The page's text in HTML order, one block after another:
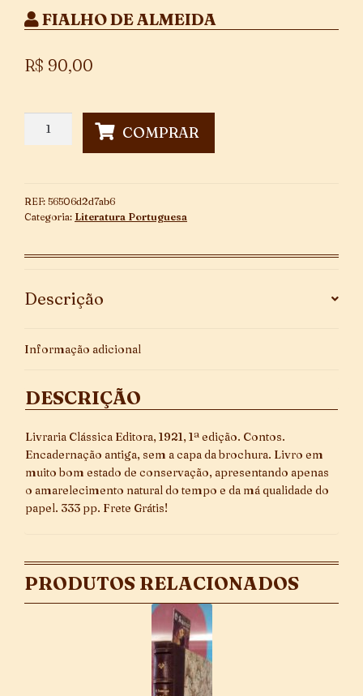
FIALHO DE ALMEIDA
R$ 90,00
quantidade
COMPRAR
REF: 56506d2d7ab6
Categoria: Literatura Portuguesa
Descrição
Informação adicional
DESCRIÇÃO
Livraria Clássica Editora, 1921, 1ª edição. Contos.
Encadernação antiga, sem a capa da brochura. Livro em
muito bom estado de conservação, apresentando apenas
o amarelecimento natural do tempo e da má qualidade do
papel. 333 pp. Frete Grátis!
PRODUTOS RELACIONADOS